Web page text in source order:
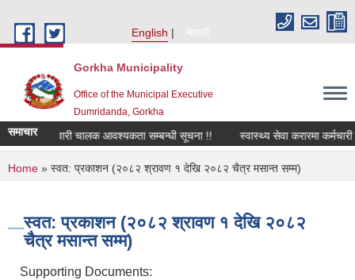
English
नेपाली
Gorkha Municipality
Office of the Municipal Executive
Dumridanda, Gorkha
समाचार सवारी चालक आवश्यकता सम्बन्धी सूचना !! स्वास्थ्य सेवा करारमा
You are here
Home » स्वत: प्रकाशन (२०८२ श्रावण १ देखि २०८२ चैत्र मसान्त सम्म)
स्वत: प्रकाशन (२०८२ श्रावण १ देखि २०८२
चैत्र मसान्त सम्म)
Supporting Documents: